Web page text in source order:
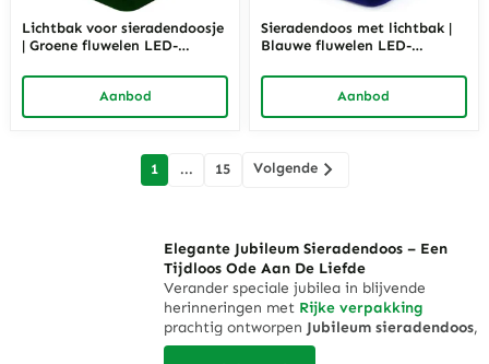
Lichtbak voor sieradendoosje
| Groene fluwelen LED-
Aanbod
Sieradendoos met lichtbak |
Blauwe fluwelen LED-
Aanbod
1 ... 15 Volgende
Elegante Jubileum Sieradendoos – Een
Tijdloos Ode Aan De Liefde
Verander speciale jubilea in blijvende
herinneringen met Rijke verpakking
prachtig ontworpen Jubileum sieradendoos,
gemaakt om de meest waardevolle mijlpalen